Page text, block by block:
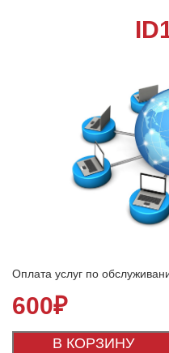
Оплата услуг по
600₽
В КОРЗИНУ